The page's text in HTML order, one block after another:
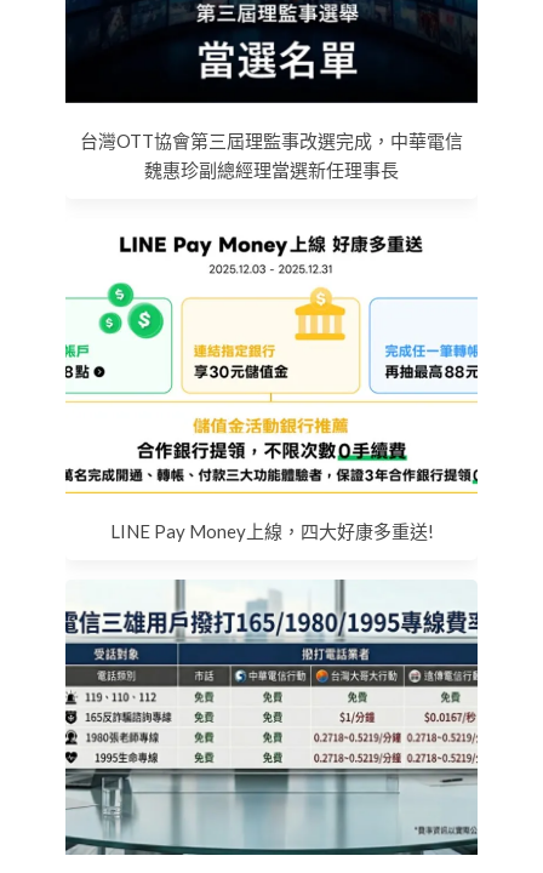
台灣OTT協會第三屆理監事改選完成，中華電信
魏惠珍副總經理當選新任理事長
LINE Pay Money上線，四大好康多重送!